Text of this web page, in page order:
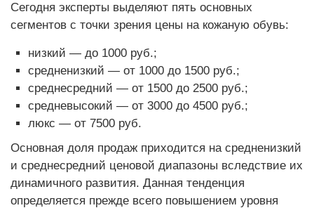
Сегодня эксперты выделяют пять основных
сегментов с точки зрения цены на кожаную обувь:
низкий — до 1000 руб.;
средненизкий — от 1000 до 1500 руб.;
среднесредний — от 1500 до 2500 руб.;
средневысокий — от 3000 до 4500 руб.;
люкс — от 7500 руб.
Основная доля продаж приходится на средненизкий
и среднесредний ценовой диапазоны вследствие их
динамичного развития. Данная тенденция
определяется прежде всего повышением уровня